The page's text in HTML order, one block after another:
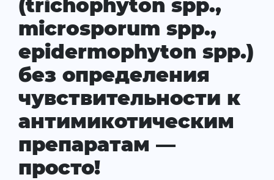
(trichophyton spp.,
microsporum spp.,
epidermophyton spp.)
без определения
чувствительности к
антимикотическим
препаратам —
просто!